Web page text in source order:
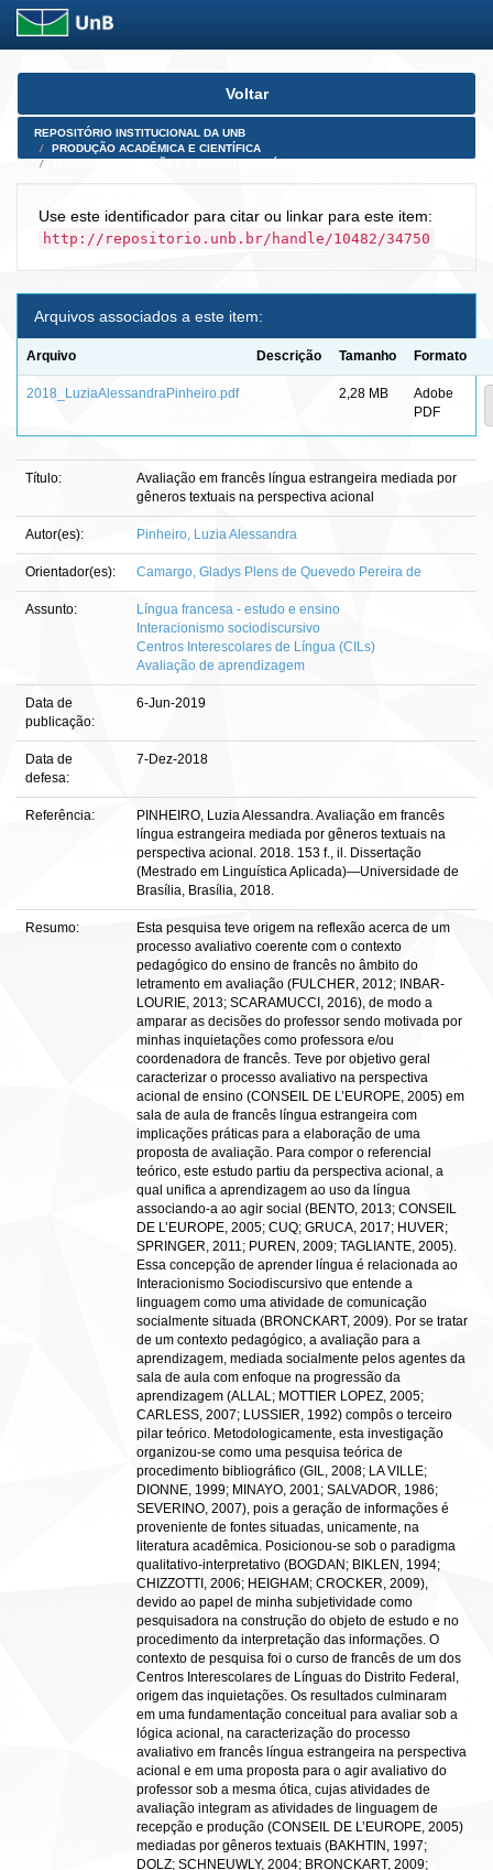
Skip
Voltar
REPOSITÓRIO INSTITUCIONAL DA UNB
PRODUÇÃO ACADÊMICA E CIENTÍFICA
Use este identificador para citar ou linkar para este item:
http://repositorio.unb.br/handle/10482/34750
Arquivos associados a este item:
Arquivo Descrição Tamanho Formato
2018_LuziaAlessandraPinheiro.pdf 2,28 MB
Adobe
PDF
Título:
Avaliação em francês língua estrangeira mediada por
gêneros textuais na perspectiva acional
Autor(es): Pinheiro, Luzia Alessandra
Orientador(es): Camargo, Gladys Plens de Quevedo Pereira de
Assunto:
Língua francesa - estudo e ensino
Interacionismo sociodiscursivo
Centros Interescolares de Língua (CILs)
Avaliação de aprendizagem
Data de
publicação:
6-Jun-2019
Data de
defesa:
7-Dez-2018
Referência:
PINHEIRO, Luzia Alessandra. Avaliação em francês
língua estrangeira mediada por gêneros textuais na
perspectiva acional. 2018. 153 f., il. Dissertação
(Mestrado em Linguística Aplicada)—Universidade de
Brasília, Brasília, 2018.
Resumo:
Esta pesquisa teve origem na reflexão acerca de um
processo avaliativo coerente com o contexto
pedagógico do ensino de francês no âmbito do
letramento em avaliação (FULCHER, 2012; INBAR-
LOURIE, 2013; SCARAMUCCI, 2016), de modo a
amparar as decisões do professor sendo motivada por
minhas inquietações como professora e/ou
coordenadora de francês. Teve por objetivo geral
caracterizar o processo avaliativo na perspectiva
acional de ensino (CONSEIL DE L’EUROPE, 2005) em
sala de aula de francês língua estrangeira com
implicações práticas para a elaboração de uma
proposta de avaliação. Para compor o referencial
teórico, este estudo partiu da perspectiva acional, a
qual unifica a aprendizagem ao uso da língua
associando-a ao agir social (BENTO, 2013; CONSEIL
DE L’EUROPE, 2005; CUQ; GRUCA, 2017; HUVER;
SPRINGER, 2011; PUREN, 2009; TAGLIANTE, 2005).
Essa concepção de aprender língua é relacionada ao
Interacionismo Sociodiscursivo que entende a
linguagem como uma atividade de comunicação
socialmente situada (BRONCKART, 2009). Por se tratar
de um contexto pedagógico, a avaliação para a
aprendizagem, mediada socialmente pelos agentes da
sala de aula com enfoque na progressão da
aprendizagem (ALLAL; MOTTIER LOPEZ, 2005;
CARLESS, 2007; LUSSIER, 1992) compôs o terceiro
pilar teórico. Metodologicamente, esta investigação
organizou-se como uma pesquisa teórica de
procedimento bibliográfico (GIL, 2008; LA VILLE;
DIONNE, 1999; MINAYO, 2001; SALVADOR, 1986;
SEVERINO, 2007), pois a geração de informações é
proveniente de fontes situadas, unicamente, na
literatura acadêmica. Posicionou-se sob o paradigma
qualitativo-interpretativo (BOGDAN; BIKLEN, 1994;
CHIZZOTTI, 2006; HEIGHAM; CROCKER, 2009),
devido ao papel de minha subjetividade como
pesquisadora na construção do objeto de estudo e no
procedimento da interpretação das informações. O
contexto de pesquisa foi o curso de francês de um dos
Centros Interescolares de Línguas do Distrito Federal,
origem das inquietações. Os resultados culminaram
em uma fundamentação conceitual para avaliar sob a
lógica acional, na caracterização do processo
avaliativo em francês língua estrangeira na perspectiva
acional e em uma proposta para o agir avaliativo do
professor sob a mesma ótica, cujas atividades de
avaliação integram as atividades de linguagem de
recepção e produção (CONSEIL DE L’EUROPE, 2005)
mediadas por gêneros textuais (BAKHTIN, 1997;
DOLZ; SCHNEUWLY, 2004; BRONCKART, 2009;